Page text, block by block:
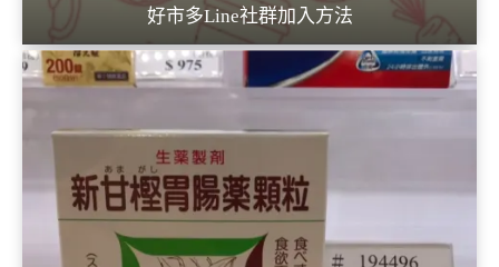
好市多Line社群加入方法